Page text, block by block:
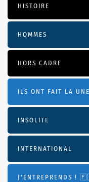
HISTOIRE
HOMMES
HORS CADRE
ILS ONT FAIT LA
INSOLITE
INTERNATIONAL
J'ENTREPRENDS !